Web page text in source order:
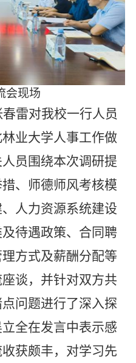
会现场
雷对我校一行人员
业大学人事工作做
员围绕本次调研提
、师德师风考核模
人力资源系统建设
待遇政策、合同聘
方式及薪酬分配等
谈，并针对双方共
问题进行了深入探
全在发言中表示感
获颇丰，对学习先